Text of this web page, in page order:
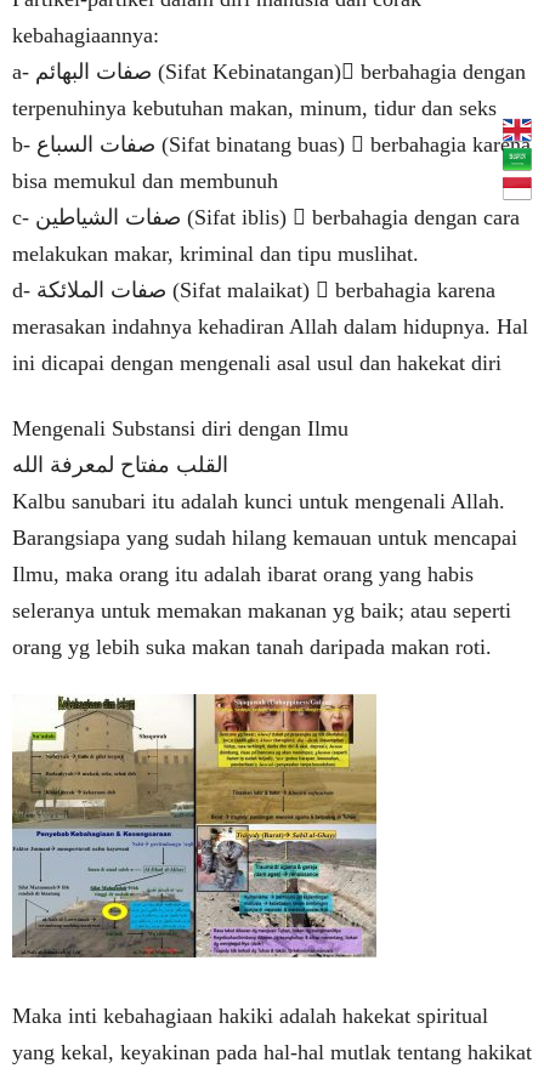
kebahagiaannya:
a- صفات البهائم (Sifat Kebinatangan) berbahagia dengan
terpenuhinya kebutuhan makan, minum, tidur dan seks
b- صفات السباع (Sifat binatang buas)  berbahagia karena
bisa memukul dan membunuh
c- صفات الشياطين (Sifat iblis)  berbahagia dengan cara
melakukan makar, kriminal dan tipu muslihat.
d- صفات الملائكة (Sifat malaikat)  berbahagia karena
merasakan indahnya kehadiran Allah dalam hidupnya. Hal
ini dicapai dengan mengenali asal usul dan hakekat diri
Mengenali Substansi diri dengan Ilmu
القلب مفتاح لمعرفة الله
Kalbu sanubari itu adalah kunci untuk mengenali Allah.
Barangsiapa yang sudah hilang kemauan untuk mencapai
Ilmu, maka orang itu adalah ibarat orang yang habis
seleranya untuk memakan makanan yg baik; atau seperti
orang yg lebih suka makan tanah daripada makan roti.
Maka inti kebahagiaan hakiki adalah hakekat spiritual
yang kekal, keyakinan pada hal-hal mutlak tentang hakikat